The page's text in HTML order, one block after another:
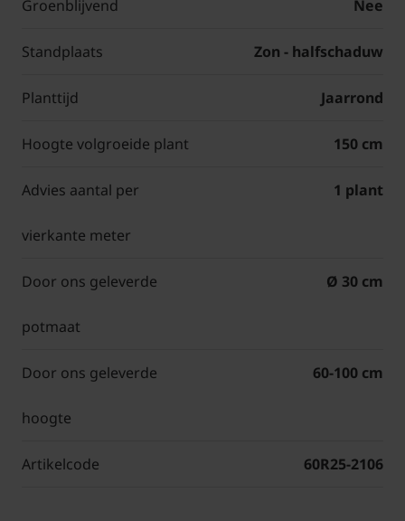
Groenblijvend Nee
Standplaats Zon - halfschaduw
Planttijd Jaarrond
Hoogte volgroeide plant 150 cm
Advies aantal per
vierkante meter
1 plant
Door ons geleverde
potmaat
Ø 30 cm
Door ons geleverde
hoogte
60-100 cm
Artikelcode 60R25-2106